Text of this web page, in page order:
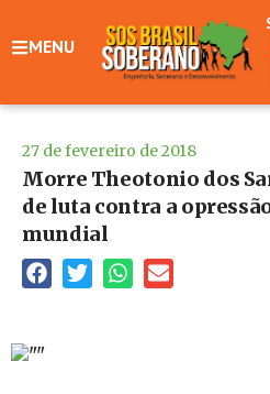
MENU
27 de fevereiro de 2018
Morre Theotonio dos
de luta contra a
mundial